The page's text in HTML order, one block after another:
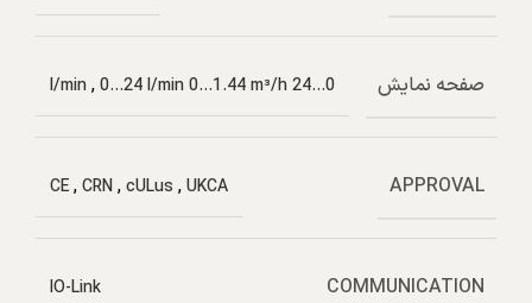
صفحه نمایش 0…24 l/min
,0…24 l/min 0…1.44 m³/h
APPROVAL
CE,CRN,cULus ,UKCA
COMMUNICATION
IO-Link